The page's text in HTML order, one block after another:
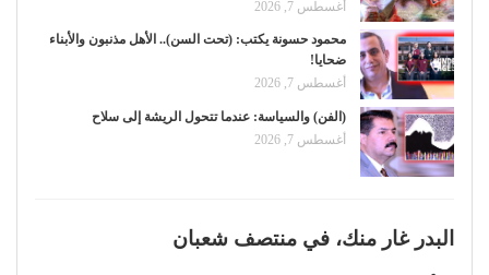
أغسطس 7, 2026
محمود حسونة يكتب: (تحت السن).. الأهل مذنبون والأبناء
ضحايا!
أغسطس 7, 2026
(الفن) والسياسة: عندما تتحول الريشة إلى سلاح
أغسطس 7, 2026
البدر غار منك، في منتصف شعبان